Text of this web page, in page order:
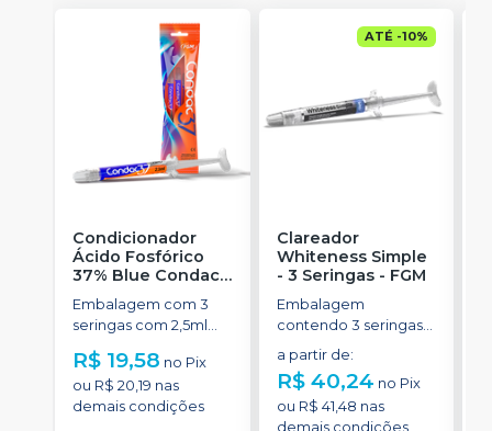
Condicionador
Ácido Fosfórico
37% Blue Condac-
FGM
Embalagem com 3
seringas com 2,5ml
ponteiras para
aplicação.
R$ 19,58 no Pix
ou R$ 20,19 nas
demais condições
ATÉ -10%
Clareador
Whiteness Simple
- 3 Seringas- FGM
Embalagem
contendo 3 seringas
com 3g de gel cada
uma.
a partir de:
R$ 40,24 no Pix
ou R$ 41,48 nas
demais condições